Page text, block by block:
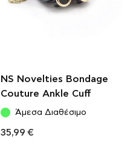
NS Novelties Bondage
Couture Ankle Cuff
Άμεσα Διαθέσιμο
35,99 €